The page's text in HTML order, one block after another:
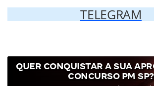
TELEGRAM
QUER CONQUISTAR A SUA
CONCURSO PM SP?